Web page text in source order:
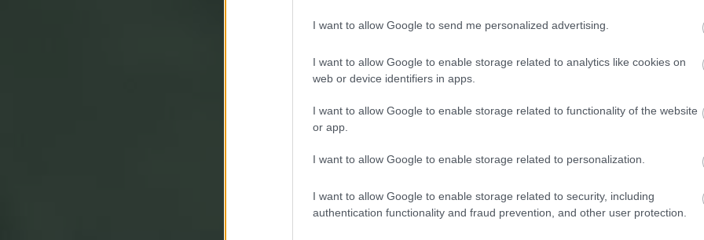
I want to allow Google to send me personalized advertising.
I want to allow Google to enable storage related to analytics like cookies on
web or device identifiers in apps.
I want to allow Google to enable storage related to functionality of the website
or app.
I want to allow Google to enable storage related to personalization.
I want to allow Google to enable storage related to security, including
authentication functionality and fraud prevention, and other user protection.